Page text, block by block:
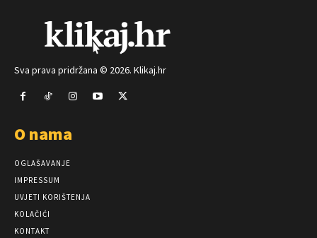
Sva prava pridržana © 2026. Klikaj.hr
O nama
OGLAŠAVANJE
IMPRESSUM
UVJETI KORIŠTENJA
KOLAČIĆI
KONTAKT